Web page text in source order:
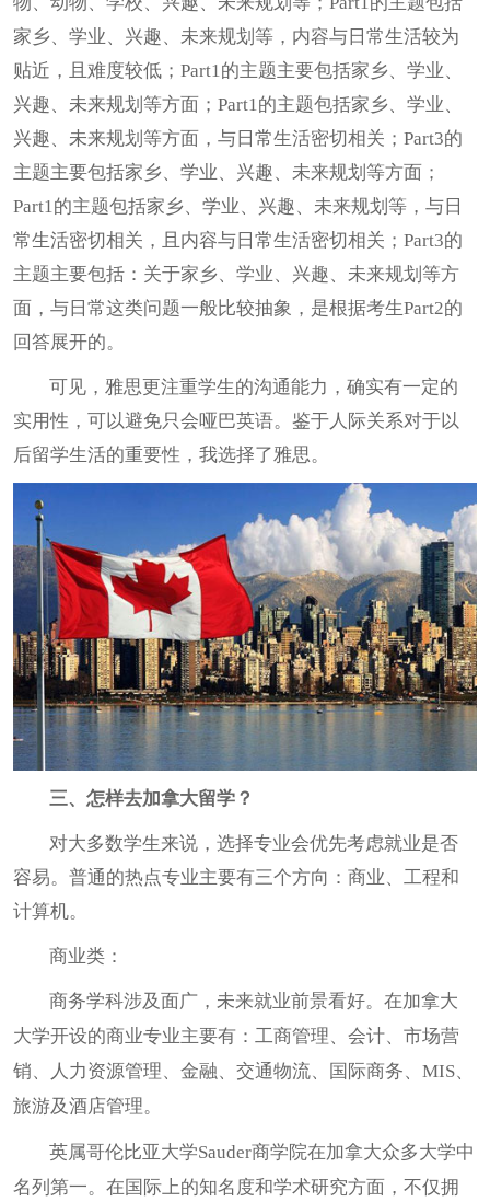
家乡、学业、兴趣、未来规划等，内容与日常生活较为
贴近，且难度较低；Part1的主题主要包括家乡、学业、
兴趣、未来规划等方面；Part1的主题包括家乡、学业、
兴趣、未来规划等方面，与日常生活密切相关；Part3的
主题主要包括家乡、学业、兴趣、未来规划等方面；
Part1的主题包括家乡、学业、兴趣、未来规划等，与日
常生活密切相关，且内容与日常生活密切相关；Part3的
主题主要包括：关于家乡、学业、兴趣、未来规划等方
面，与日常这类问题一般比较抽象，是根据考生Part2的
回答展开的。
可见，雅思更注重学生的沟通能力，确实有一定的
实用性，可以避免只会哑巴英语。鉴于人际关系对于以
后留学生活的重要性，我选择了雅思。
三、怎样去加拿大留学？
对大多数学生来说，选择专业会优先考虑就业是否
容易。普通的热点专业主要有三个方向：商业、工程和
计算机。
商业类：
商务学科涉及面广，未来就业前景看好。在加拿大
大学开设的商业专业主要有：工商管理、会计、市场营
销、人力资源管理、金融、交通物流、国际商务、MIS、
旅游及酒店管理。
英属哥伦比亚大学Sauder商学院在加拿大众多大学中
名列第一。在国际上的知名度和学术研究方面，不仅拥